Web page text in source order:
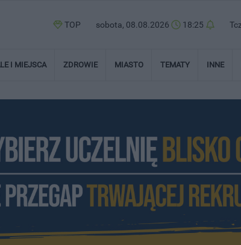
TOP sobota, 08.08.2026 18:25
I MIEJSCA ZDROWIE MIASTO TEMATY INNE